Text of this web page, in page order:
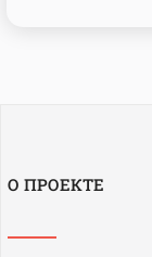
О ПРОЕКТЕ